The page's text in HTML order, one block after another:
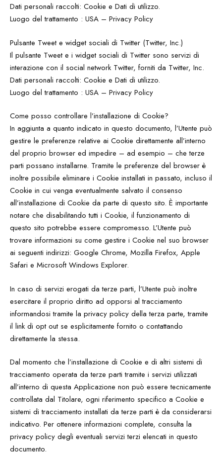
Dati personali raccolti: Cookie e Dati di utilizzo.
Luogo del trattamento : USA – Privacy Policy
Pulsante Tweet e widget sociali di Twitter (Twitter, Inc.)
Il pulsante Tweet e i widget sociali di Twitter sono servizi di
interazione con il social network Twitter, forniti da Twitter, Inc.
Dati personali raccolti: Cookie e Dati di utilizzo.
Luogo del trattamento : USA – Privacy Policy
Come posso controllare l’installazione di Cookie?
In aggiunta a quanto indicato in questo documento, l’Utente può
gestire le preferenze relative ai Cookie direttamente all’interno
del proprio browser ed impedire – ad esempio – che terze
parti possano installarne. Tramite le preferenze del browser è
inoltre possibile eliminare i Cookie installati in passato, incluso il
Cookie in cui venga eventualmente salvato il consenso
all’installazione di Cookie da parte di questo sito. È importante
notare che disabilitando tutti i Cookie, il funzionamento di
questo sito potrebbe essere compromesso. L’Utente può
trovare informazioni su come gestire i Cookie nel suo browser
ai seguenti indirizzi: Google Chrome, Mozilla Firefox, Apple
Safari e Microsoft Windows Explorer.
In caso di servizi erogati da terze parti, l’Utente può inoltre
esercitare il proprio diritto ad opporsi al tracciamento
informandosi tramite la privacy policy della terza parte, tramite
il link di opt out se esplicitamente fornito o contattando
direttamente la stessa.
Dal momento che l’installazione di Cookie e di altri sistemi di
tracciamento operata da terze parti tramite i servizi utilizzati
all’interno di questa Applicazione non può essere tecnicamente
controllata dal Titolare, ogni riferimento specifico a Cookie e
sistemi di tracciamento installati da terze parti è da considerarsi
indicativo. Per ottenere informazioni complete, consulta la
privacy policy degli eventuali servizi terzi elencati in questo
documento.